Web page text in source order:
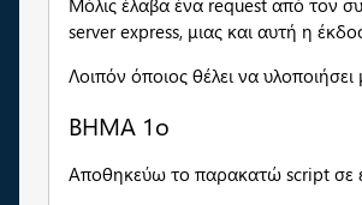
Μόλις έλαβα ένα request από τον
server express, μιας και αυτή η
Λοιπόν όποιος θέλει να
BHMA 1o
Αποθηκεύω το παρακατώ script σε